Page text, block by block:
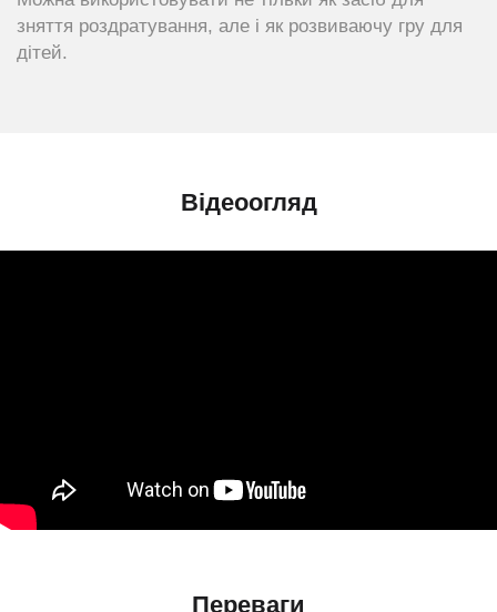
зняття роздратування, але і як розвиваючу гру для
дітей.
Відеоогляд
Переваги